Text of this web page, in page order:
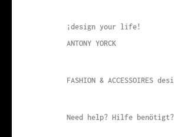
¡design your life!
ANTONY YORCK
FASHION & ACCESSOIRES
Need help? Hilfe